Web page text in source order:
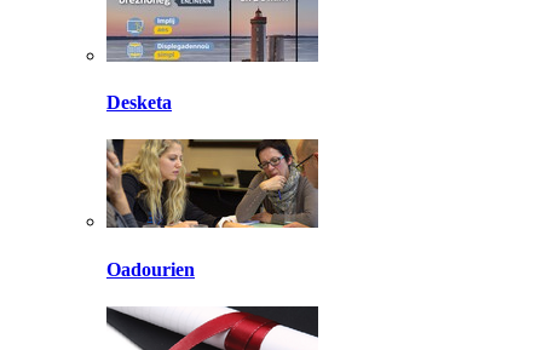
Desketa
Oadourien